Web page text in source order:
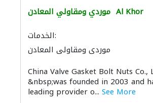
موردي ومقاولي المعادن Al Khor
الخدمات:
موردي ومقاولي المعادن
China Valve Gasket Bolt Nuts Co.,
&nbsp;was founded in 2003 and
leading provider o... See More